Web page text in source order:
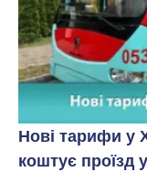
Нові тарифи у
коштує проїзд